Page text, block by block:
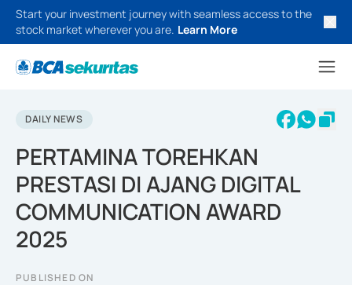
Start your investment journey with seamless access to the
stock market wherever you are. Learn More
DAILY NEWS
PERTAMINA TOREHKAN
PRESTASI DI AJANG DIGITAL
COMMUNICATION AWARD
2025
PUBLISHED ON